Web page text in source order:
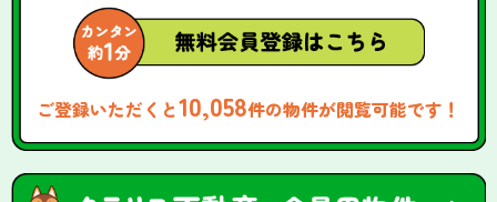
ご登録いただくと10,058件の物件が閲覧可能です！